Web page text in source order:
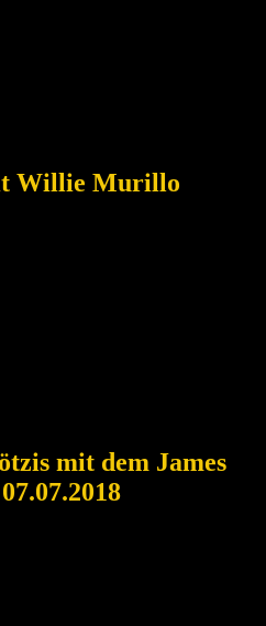
Willie Murillo
mit dem James